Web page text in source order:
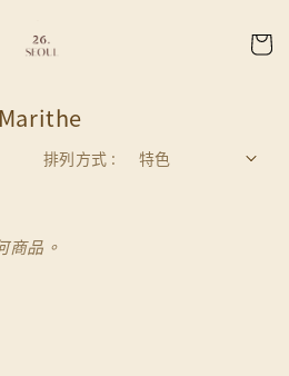
Marithe
排列方式 :
商品。